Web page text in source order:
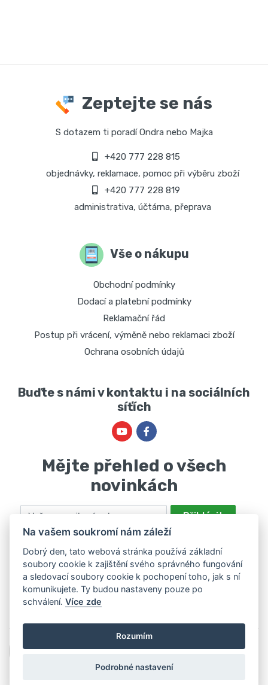
Zeptejte se nás
S dotazem ti poradí Ondra nebo Majka
+420 777 228 815
objednávky, reklamace, pomoc při výběru zboží
+420 777 228 819
administrativa, účtárna, přeprava
Vše o nákupu
Obchodní podmínky
Dodací a platební podmínky
Reklamační řád
Postup při vrácení, výměně nebo reklamaci zboží
Ochrana osobních údajů
Buďte s námi v kontaktu i na sociálních
síťích
Mějte přehled o všech
novinkách
Email Přihlásit
Odesláním souhlasíte se zpracováním osobních údajů za účelem
nabízení a zpracování marketingových nabídek společností Marie
Haščáková, IČ: 48488861 se sídlem Bánov 697. Máte právo svůj
souhlas odvolat. Více informací vzásadách zpracování osobních
údajů.
Na vašem soukromí nám záleží
Dobrý den, tato webová stránka používá základní
soubory cookie k zajištění svého správného fungování
a sledovací soubory cookie k pochopení toho, jak s ní
komunikujete. Ty budou nastaveny pouze po
schválení.Více zde
Rozumím
Podrobné nastavení